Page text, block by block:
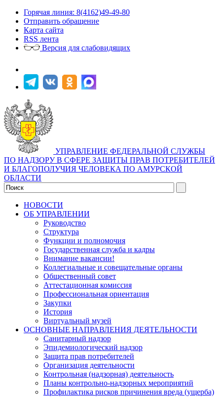
Горячая линия: 8(4162)49-49-80
Отправить обращение
Карта сайта
RSS лента
Версия для слабовидящих
УПРАВЛЕНИЕ ФЕДЕРАЛЬНОЙ СЛУЖБЫ
ПО НАДЗОРУ В СФЕРЕ ЗАЩИТЫ ПРАВ ПОТРЕБИТЕЛЕЙ
И БЛАГОПОЛУЧИЯ ЧЕЛОВЕКА ПО АМУРСКОЙ
ОБЛАСТИ
НОВОСТИ
ОБ УПРАВЛЕНИИ
Руководство
Структура
Функции и полномочия
Государственная служба и кадры
Внимание вакансии!
Коллегиальные и совещательные органы
Общественный совет
Аттестационная комиссия
Профессиональная ориентация
Закупки
История
Виртуальный музей
ОСНОВНЫЕ НАПРАВЛЕНИЯ ДЕЯТЕЛЬНОСТИ
Санитарный надзор
Эпидемиологический надзор
Защита прав потребителей
Организация деятельности
Контрольная (надзорная) деятельность
Планы контрольно-надзорных мероприятий
Профилактика рисков причинения вреда (ущерба)